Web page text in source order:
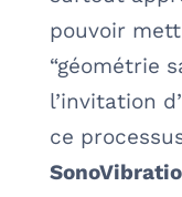
pouvoir
“géométrie
l’invitation
ce